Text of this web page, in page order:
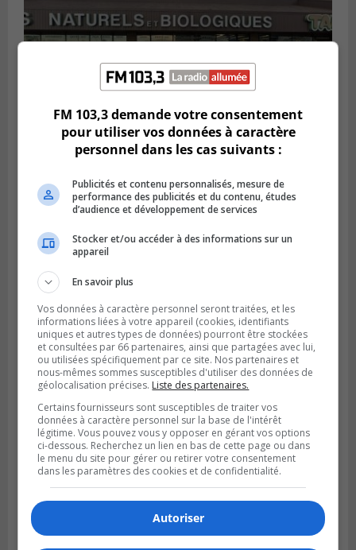
Rappel de quatre produits alimentaires à
Brossard
GREENFIELD PARK
Publié le 31 juillet 2026 à 16h45
Des firmes de Longueuil vont participer
aux méga-travaux de l’hôpital Charles-
Le Moyne
FM 103,3 demande votre consentement
pour utiliser vos données à caractère
personnel dans les cas suivants :
Publicités et contenu personnalisés, mesure de
performance des publicités et du contenu, études
d’audience et développement de services
Stocker et/ou accéder à des informations sur un
appareil
En savoir plus
Vos données à caractère personnel seront traitées, et les
informations liées à votre appareil (cookies, identifiants
uniques et autres types de données) pourront être stockées
et consultées par 66 partenaires, ainsi que partagées avec lui,
ou utilisées spécifiquement par ce site. Nos partenaires et
nous-mêmes sommes susceptibles d'utiliser des données de
géolocalisation précises. Liste des partenaires.
Certains fournisseurs sont susceptibles de traiter vos
données à caractère personnel sur la base de l'intérêt
légitime. Vous pouvez vous y opposer en gérant vos options
ci-dessous. Recherchez un lien en bas de cette page ou dans
le menu du site pour gérer ou retirer votre consentement
dans les paramètres des cookies et de confidentialité.
Autoriser